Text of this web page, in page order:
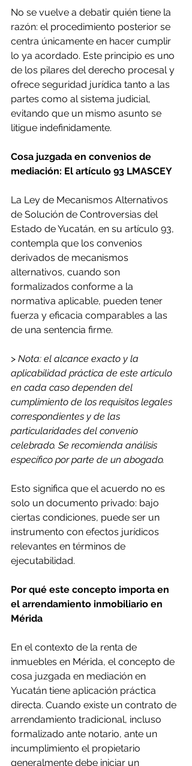
No se vuelve a debatir quién tiene la
razón: el procedimiento posterior se
centra únicamente en hacer cumplir
lo ya acordado. Este principio es uno
de los pilares del derecho procesal y
ofrece seguridad jurídica tanto a las
partes como al sistema judicial,
evitando que un mismo asunto se
litigue indefinidamente.
Cosa juzgada en convenios de
mediación: El artículo 93 LMASCEY
La Ley de Mecanismos Alternativos
de Solución de Controversias del
Estado de Yucatán, en su artículo 93,
contempla que los convenios
derivados de mecanismos
alternativos, cuando son
formalizados conforme a la
normativa aplicable, pueden tener
fuerza y eficacia comparables a las
de una sentencia firme.
> Nota: el alcance exacto y la
aplicabilidad práctica de este artículo
en cada caso dependen del
cumplimiento de los requisitos legales
correspondientes y de las
particularidades del convenio
celebrado. Se recomienda análisis
específico por parte de un abogado.
Esto significa que el acuerdo no es
solo un documento privado: bajo
ciertas condiciones, puede ser un
instrumento con efectos jurídicos
relevantes en términos de
ejecutabilidad.
Por qué este concepto importa en
el arrendamiento inmobiliario en
Mérida
En el contexto de la renta de
inmuebles en Mérida, el concepto de
cosa juzgada en mediación en
Yucatán tiene aplicación práctica
directa. Cuando existe un contrato de
arrendamiento tradicional, incluso
formalizado ante notario, ante un
incumplimiento el propietario
generalmente debe iniciar un